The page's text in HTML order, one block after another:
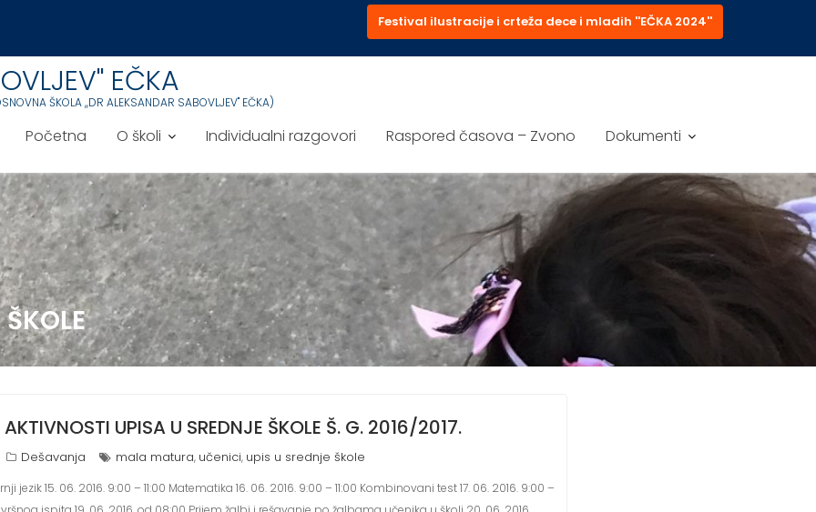
Festival ilustracije i crteža dece i mladih ''EČKA 2024''
EČKA
ŠKOLA ,,DR ALEKSANDAR SABOVLJEV'' EČKA)
Početna O školi Individualni razgovori Raspored časova – Zvono Dokumenti
AKTIVNOSTI UPISA U SREDNJE ŠKOLE Š. G. 2016/2017.
Dešavanja mala matura, učenici, upis u srednje škole
jezik 15. 06. 2016. 9:00 – 11:00 Matematika 16. 06. 2016. 9:00 – 11:00 Kombinovani test 17. 06. 2016. 9:00 –